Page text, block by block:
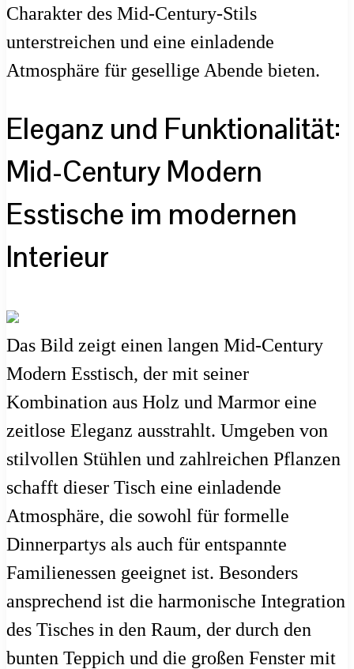
Charakter des Mid-Century-Stils
unterstreichen und eine einladende
Atmosphäre für gesellige Abende bieten.
Eleganz und Funktionalität:
Mid-Century Modern
Esstische im modernen
Interieur
Das Bild zeigt einen langen Mid-Century
Modern Esstisch, der mit seiner
Kombination aus Holz und Marmor eine
zeitlose Eleganz ausstrahlt. Umgeben von
stilvollen Stühlen und zahlreichen Pflanzen
schafft dieser Tisch eine einladende
Atmosphäre, die sowohl für formelle
Dinnerpartys als auch für entspannte
Familienessen geeignet ist. Besonders
ansprechend ist die harmonische Integration
des Tisches in den Raum, der durch den
bunten Teppich und die großen Fenster mit